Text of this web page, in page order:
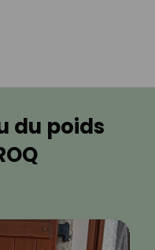
du poids